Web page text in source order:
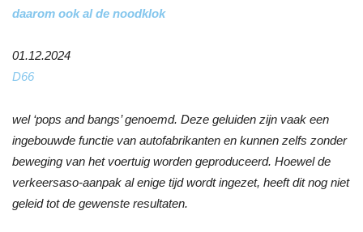
daarom ook al de noodklok
01.12.2024
D66
wel ‘pops and bangs’ genoemd. Deze geluiden zijn vaak een
ingebouwde functie van autofabrikanten en kunnen zelfs zonder
beweging van het voertuig worden geproduceerd. Hoewel de
verkeersaso-aanpak al enige tijd wordt ingezet, heeft dit nog niet
geleid tot de gewenste resultaten.